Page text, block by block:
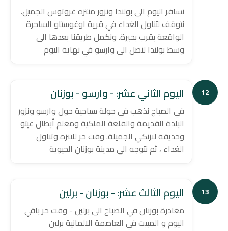
نسافر اليوم الى بولندا ونزور منتزه غروتوس الجميل.
نتوقف لتناول الغداء في قرية اوغوستاو الساحرة
الواقعة بقرب بحيرة. ونكمل طريقنا بعدها الى
وسط بولندا لنصل الى وارسو في نهاية اليوم
12 اليوم الثاني عشر: - وارسو - بوزنان
في الصباح نذهب في جولة سياحية حول وارسو ونزور
البلدة القديمة والقلعة الملكية ومعلم أبطال غيتو
وحديقة لازنكي الجميلة. وقت حر للتنزه وتناول
الغداء ، ثم نتوجه الى مدينة بوزنان الحيوية
13 اليوم الثالث عشر: - بوزنان - برلين
مغادرة بوزنان في الصباح الى برلين - وقت حر باقي
اليوم و المبيت في العاصمة الالمانية برلين